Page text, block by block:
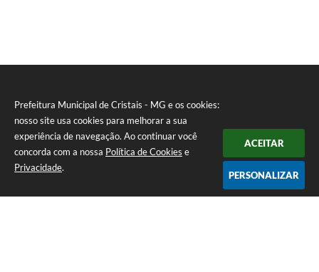
Prefeitura Municipal de Cristais - MG e os cookies:
nosso site usa cookies para melhorar a sua
experiência de navegação. Ao continuar você
concorda com a nossa Política de Cookies e
Privacidade.
ACEITAR
PERSONALIZAR